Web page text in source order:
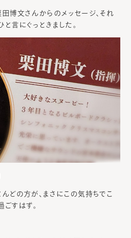
博文さんからのメッセージ、それ
言にぐっときました。
どの方が、まさにこの気持ちでこ
すはず。